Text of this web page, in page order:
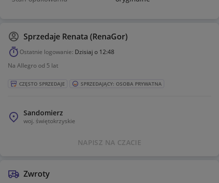
Sprzedaje Renata (RenaGor)
Ostatnie logowanie: Dzisiaj o 12:48
Na Allegro od 5 lat
CZĘSTO SPRZEDAJE SPRZEDAJĄCY: OSOBA PRYWATNA
Sandomierz
woj. świętokrzyskie
NAPISZ NA CZACIE
Zwroty